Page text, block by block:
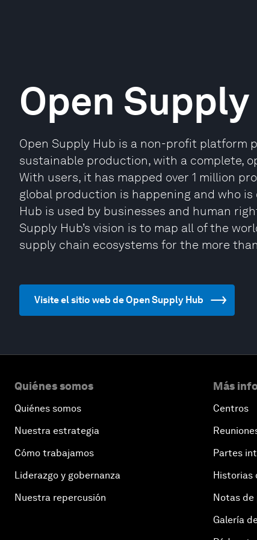
Open
Open Supply Hub is a non-profit platform
sustainable production, with a complete,
With users, it has mapped over 1 million
global production is happening and who
Hub is used by businesses and human
Supply Hub’s vision is to map all of the
supply chain ecosystems for the more
Visite el sitio web de Open Supply Hub
Quiénes somos
Quiénes somos
Nuestra estrategia
Cómo trabajamos
Liderazgo y gobernanza
Nuestra repercusión
Más
Centros
Partes
Historias
Notas de
Galería